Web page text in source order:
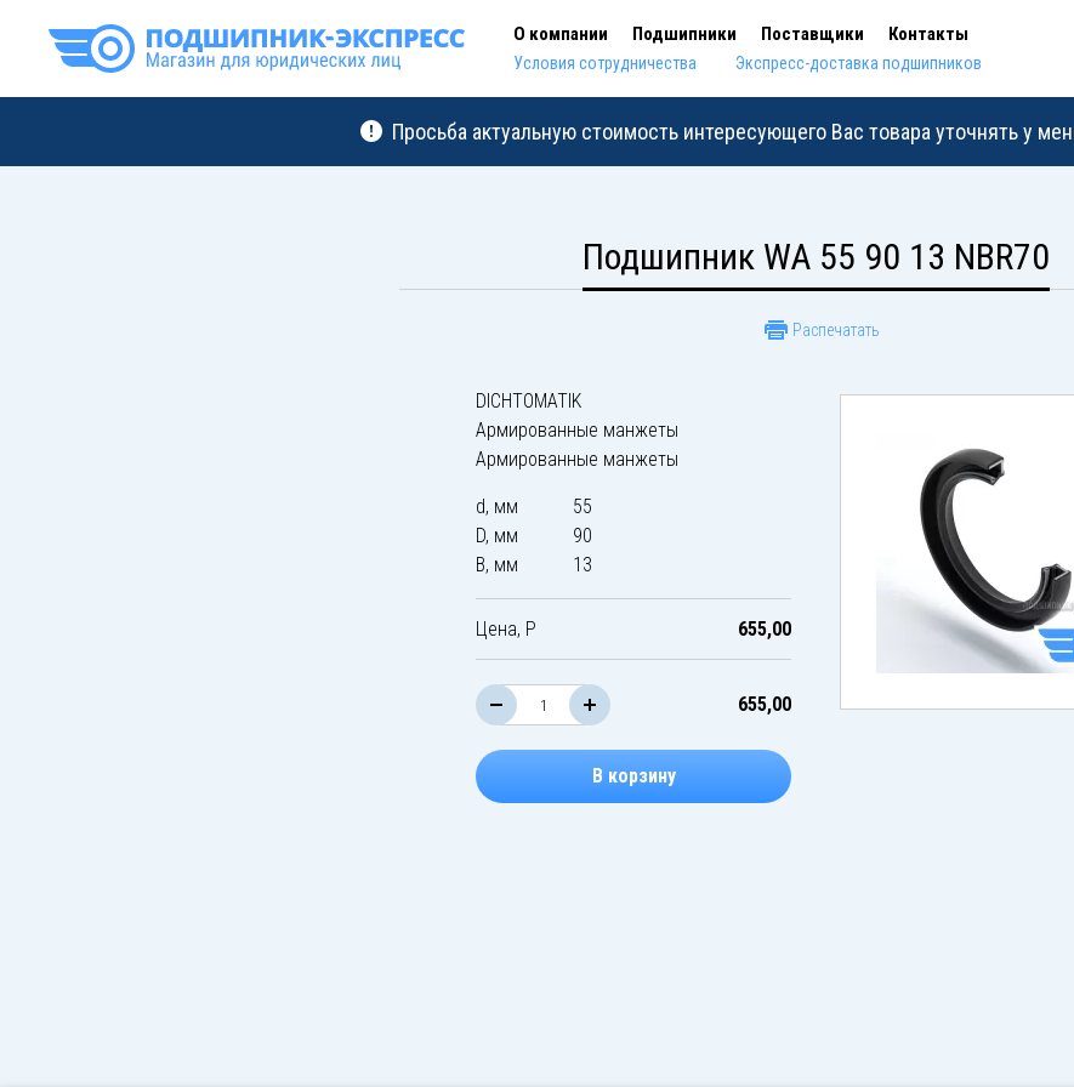
О компании Подшипники Поставщики Контакты
Условия сотрудничества Экспресс-доставка подшипников
Просьба актуальную стоимость интересующего Вас товара уточнять у
Подшипник WA 55 90 13 NBR70
Распечатать
DICHTOMATIK
Армированные манжеты
Армированные манжеты
d, мм
55
D, мм
90
B, мм
13
Цена, Р 655,00
655,00
В корзину